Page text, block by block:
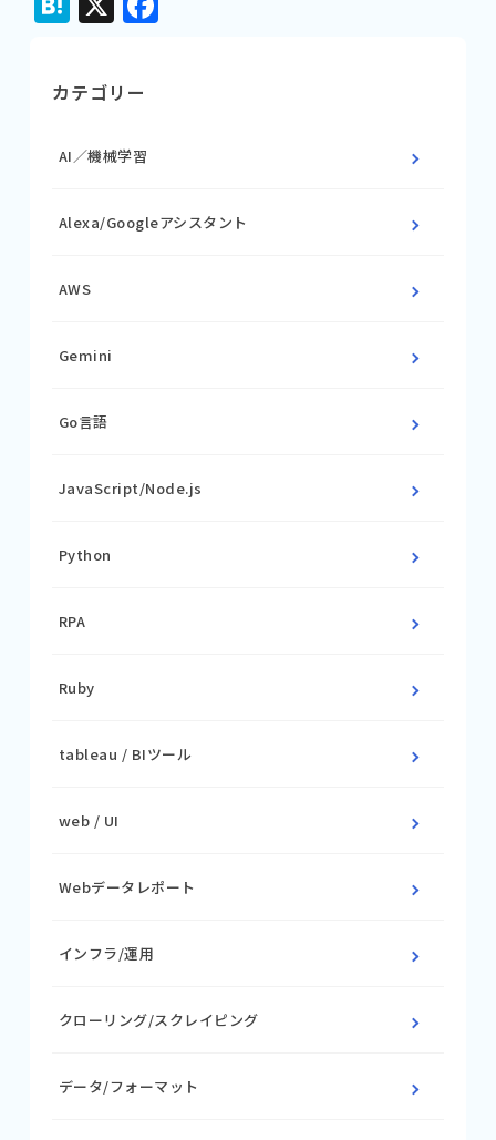
カテゴリー
AI／機械学習
Alexa/Googleアシスタント
AWS
Gemini
Go言語
JavaScript/Node.js
Python
RPA
Ruby
tableau / BIツール
web / UI
Webデータレポート
インフラ/運用
クローリング/スクレイピング
データ/フォーマット